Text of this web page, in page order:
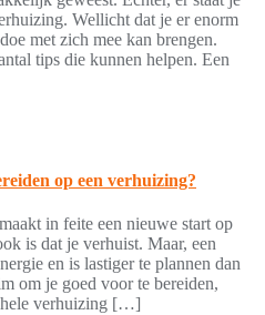
Wellicht dat je er enorm
met zich mee kan brengen.
tips die kunnen helpen. Een
op een verhuizing?
in feite een nieuwe start op
is dat je verhuist. Maar, een
en is lastiger te plannen dan
om je goed voor te bereiden,
hele verhuizing […]